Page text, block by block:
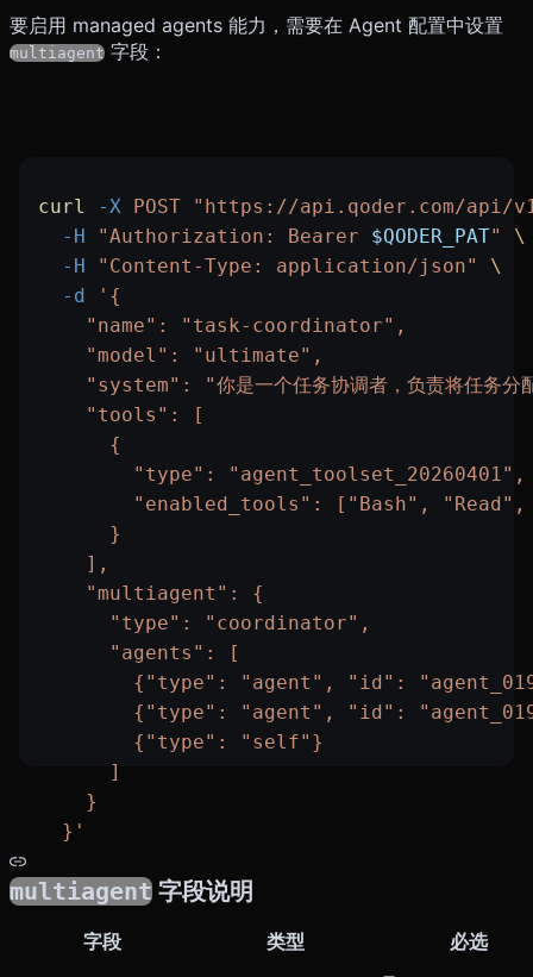
要启用 managed agents 能力，需要在 Agent 配置中设置
multiagent 字段：
curl -X POST "https://api.qoder.com/api/
  -H
"Authorization: Bearer $QODER_PAT"
\
  -H
"Content-Type: application/json"
\
  -d
'{
    "name": "task-coordinator",
    "model": "ultimate",
"system": "你是一个任务协调者，负责将任务分
    "tools": [
      {
        "type": "agent_toolset_20260401",
"enabled_tools": ["Bash", "Read",
      }
    ],
    "multiagent": {
      "type": "coordinator",
      "agents": [
{"type": "agent", "id":
{"type": "agent", "id":
        {"type": "self"}
      ]
    }
  }'
multiagent 字段说明
字段 类型
必选